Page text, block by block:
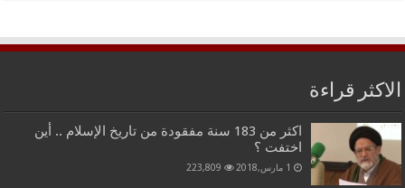
الاكثر قراءة
اكثر من 183 سنة مفقودة من تاريخ الإسلام .. أين
اختفت ؟
1 مارس,2018 223,809